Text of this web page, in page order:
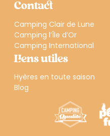
Contact
Camping Clair de Lune
Camping l’Île d’Or
Camping International
Liens utiles
Hyères en toute saison
Blog